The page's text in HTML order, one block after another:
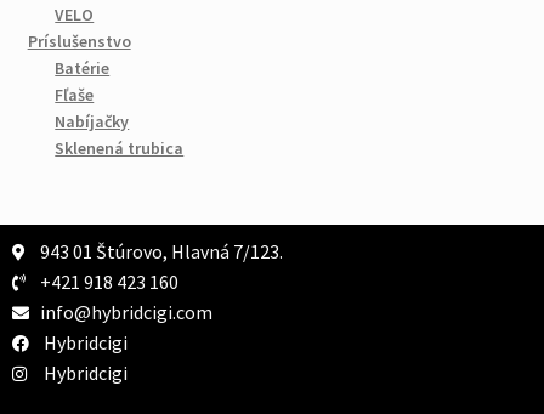
VELO
Príslušenstvo
Batérie
Fľaše
Nabíjačky
Sklenená trubica
943 01 Štúrovo, Hlavná 7/123.
+421 918 423 160
info@hybridcigi.com
Hybridcigi
Hybridcigi